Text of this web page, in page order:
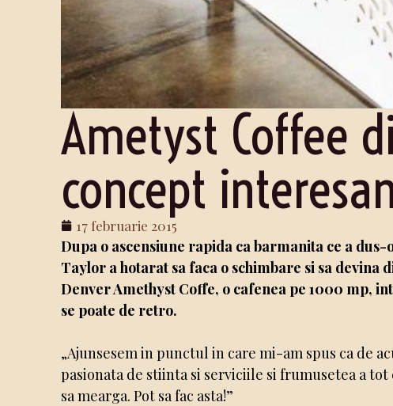
Ametyst Coffee
concept
17 februarie 2015
Dupa o ascensiune rapida ca barmanita ce a
Taylor a hotarat sa faca o schimbare si sa devina
Denver Amethyst Coffe, o cafenea pe 1000 mp,
se poate de retro.
„Ajunsesem in punctul in care mi-am spus ca de
pasionata de stiinta si serviciile si frumusetea a
sa mearga. Pot sa fac asta!”